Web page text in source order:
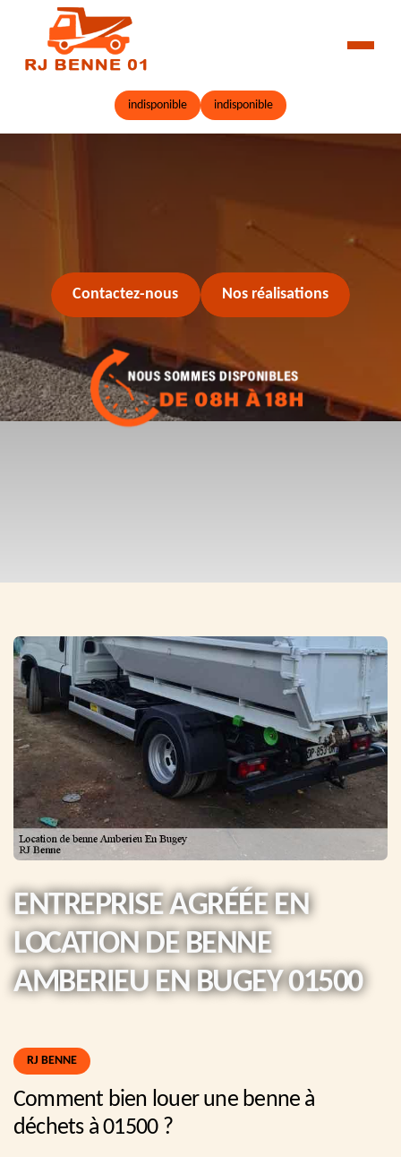
indisponible indisponible
Contactez-nous Nos réalisations
ENTREPRISE AGRÉÉE EN
LOCATION DE BENNE
AMBERIEU EN BUGEY 01500
RJ BENNE
Comment bien louer une benne à
déchets à 01500 ?